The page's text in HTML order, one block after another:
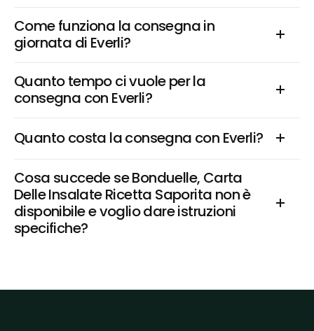
Come funziona la consegna in
giornata di Everli?
Quanto tempo ci vuole per la
consegna con Everli?
Quanto costa la consegna con Everli?
Cosa succede se Bonduelle, Carta
Delle Insalate Ricetta Saporita non è
disponibile e voglio dare istruzioni
specifiche?